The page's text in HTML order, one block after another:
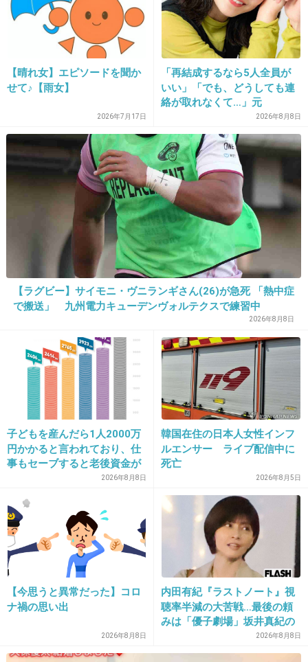
へぇ。よかったねぇ。
+180 -10
石黒って人
有吉ゼミ見てたけどかなりの潔癖症だよね笑
+988
2017/01/30(月) 13:20:31
別に叩く要素なし
+160 -53
2017/01/30(月) 13:20:36
辻さんの相談？(笑)
27. 匿名2017/01/30(月) 13:20:57
潔癖王子が自宅に来るってことはめちゃめちゃ
キレイにしてるってこと？すごいね
+1040
夫頭悪そうだから人生相談出来なかったのか
す」と言った話が議論に
【晴れ女】エピソードを聞か
せて♪【雨女】
2026年7月17日
「再結成するなら5人全員が
いい」「でも、どうしても連
絡が取れなくて…」元
ZONE・MIZUHO（38）が明
かす「19年ぶりに芸能界復
帰」した本当の理由
2026年8月8日
【ラグビー】サイモニ・ヴニランギさん(26)が急死 「熱中症
で搬送」 九州電力キューデンヴォルテクスで練習中
2026年8月8日
子どもを産んだら1人2000万
円かかると言われており、仕
事もセーブすると老後資金が
貯められない…一方、子育て
悠々老後だと歪んでいるので
は？→様々な意見
2026年8月8日
韓国在住の日本人女性インフ
ルエンサー ライブ配信中に
死亡
2026年8月5日
【今思うと異常だった】コロ
ナ禍の思い出
2026年8月8日
内田有紀『ラストノート』視
聴率半減の大苦戦…最後の頼
みは「優子劇場」坂井真紀の
“猟奇的演技” が救いの神にな
るか
2026年8月8日